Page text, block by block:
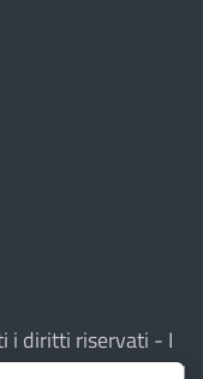
i diritti riservati - I